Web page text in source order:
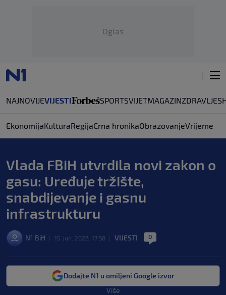
Oglas
NAJNOVIJEVIJESTI SPORTSVIJETMAGAZINZDRAVLJE
EkonomijaKulturaRegijaCrna hronikaObrazovanjeVrijeme
Vlada FBiH utvrdila novi zakon o
gasu: Uređuje tržište,
snabdijevanje i gasnu
infrastrukturu
N1 BiH 15. jun. 2026. 17:58 VIJESTI 0
Dodajte N1 u omiljeni Google izvor
Više